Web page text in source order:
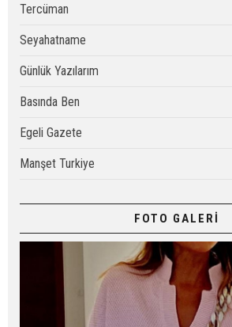
Tercüman
Seyahatname
Günlük Yazılarım
Basında Ben
Egeli Gazete
Manşet Turkiye
FOTO GALERİ